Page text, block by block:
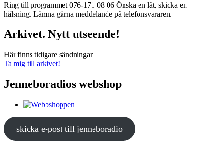
Ring till programmet 076-171 08 06 Önska en låt, skicka en
hälsning. Lämna gärna meddelande på telefonsvararen.
Arkivet. Nytt utseende!
Här finns tidigare sändningar.
Ta mig till arkivet!
Jenneboradios webshop
skicka e-post till jenneboradio